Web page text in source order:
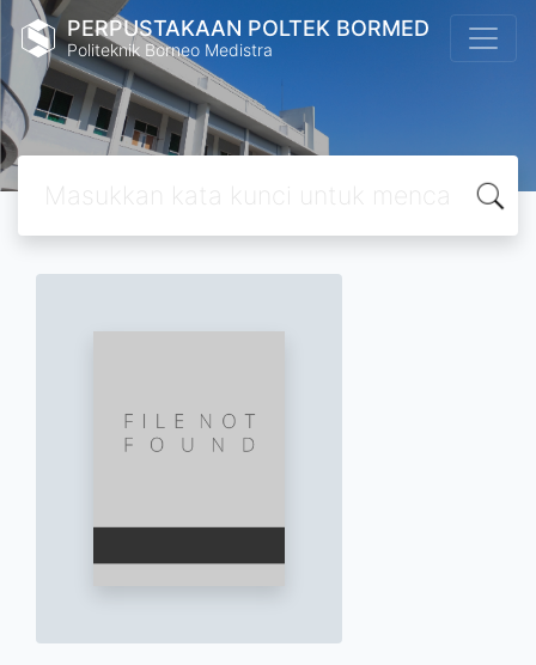
PERPUSTAKAAN POLTEK BORMED
Politeknik Borneo Medistra